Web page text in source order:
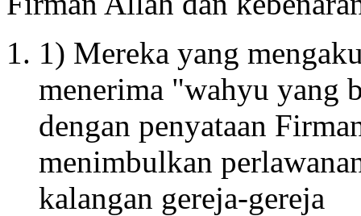
1) Mereka yang
menerima "wahyu yang
dengan penyataan
menimbulkan
kalangan gereja-gereja